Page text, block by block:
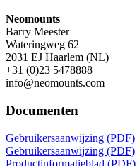
Neomounts
Barry Meester
Wateringweg 62
2031 EJ Haarlem (NL)
+31 (0)23 5478888
info@neomounts.com
Documenten
Gebruikersaanwijzing (PDF)
Gebruikersaanwijzing (PDF)
Productinformatieblad (PDF)